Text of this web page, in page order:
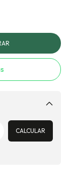
Alterar CEP
CALCULAR